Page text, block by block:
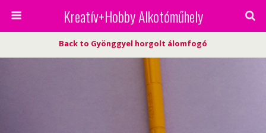
Kreatív+Hobby Alkotóműhely
Back to Gyönggyel horgolt álomfogó